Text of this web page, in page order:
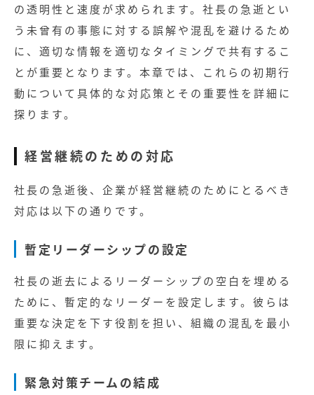
の透明性と速度が求められます。社長の急逝とい
う未曾有の事態に対する誤解や混乱を避けるため
に、適切な情報を適切なタイミングで共有するこ
とが重要となります。本章では、これらの初期行
動について具体的な対応策とその重要性を詳細に
探ります。
経営継続のための対応
社長の急逝後、企業が経営継続のためにとるべき
対応は以下の通りです。
暫定リーダーシップの設定
社長の逝去によるリーダーシップの空白を埋める
ために、暫定的なリーダーを設定します。彼らは
重要な決定を下す役割を担い、組織の混乱を最小
限に抑えます。
緊急対策チームの結成